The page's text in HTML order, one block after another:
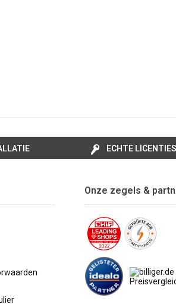
ECHTE
Onze zegels &